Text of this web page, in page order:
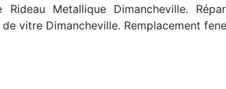
Rideau Metallique Dimancheville.
vitre Dimancheville. Remplacement